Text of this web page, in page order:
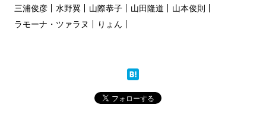
三浦俊彦
水野翼 山際恭子 山田隆道
山本俊則
ラモーナ・ツァラヌ
りょん